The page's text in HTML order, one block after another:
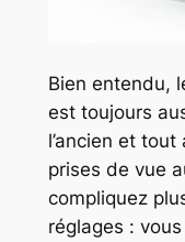
Bien entendu,
est toujours
l’ancien et
prises de vue
compliquez
réglages :